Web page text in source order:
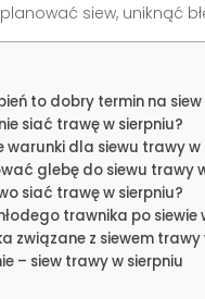
siew, uniknąć
to dobry termin na
siać trawę w sierpniu?
warunki dla siewu trawy w
glebę do siewu trawy
siać trawę w sierpniu?
trawnika po siewie
związane z siewem trawy
– siew trawy w sierpniu